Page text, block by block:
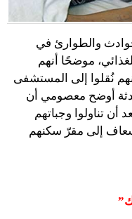
والطوارئ في
بالتسمُّم الغذائي، موضحًا أنهم
في محالّ سكنهم، إلا أن 10 منهم نُقلوا إلى المستشفى
أوضح معصومي أن
أن تناولوا وجباتهم
إسعاف إلى مقرّ سكنهم